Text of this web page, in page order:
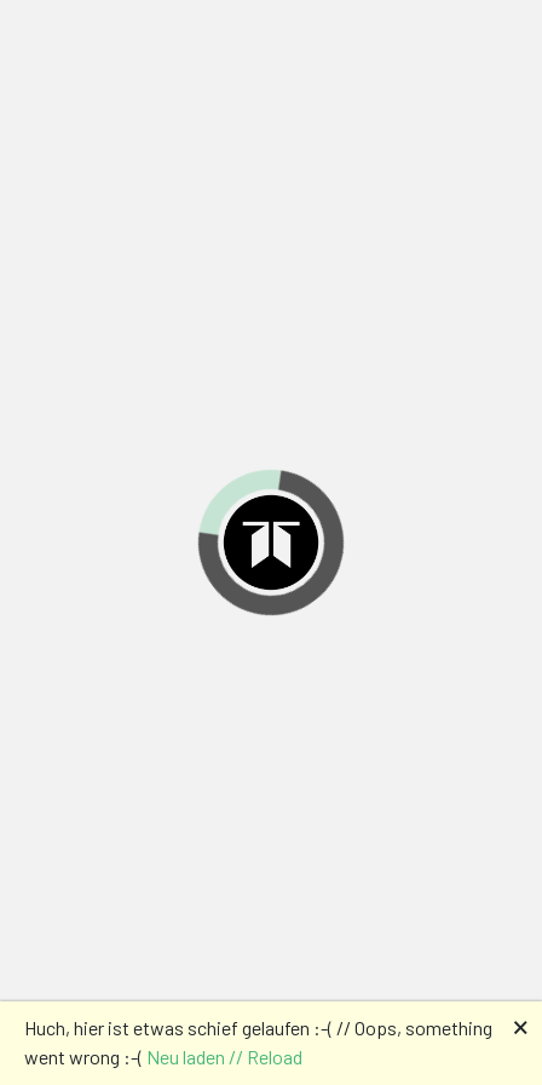
Huch, hier ist etwas schief gelaufen :-( // Oops, something
went wrong :-( Neu laden // Reload
🗙